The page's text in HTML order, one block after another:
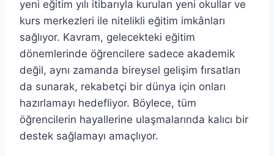
yeni eğitim yılı itibarıyla kurulan yeni okullar ve
kurs merkezleri ile nitelikli eğitim imkânları
sağlıyor. Kavram, gelecekteki eğitim
dönemlerinde öğrencilere sadece akademik
değil, aynı zamanda bireysel gelişim fırsatları
da sunarak, rekabetçi bir dünya için onları
hazırlamayı hedefliyor. Böylece, tüm
öğrencilerin hayallerine ulaşmalarında kalıcı bir
destek sağlamayı amaçlıyor.